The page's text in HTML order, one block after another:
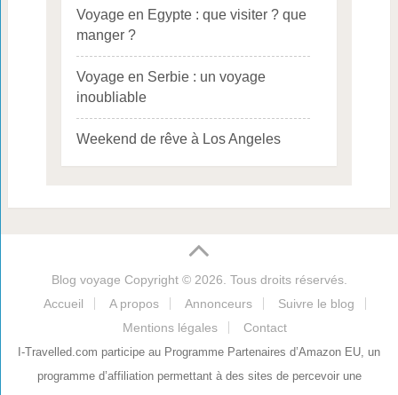
Voyage en Egypte : que visiter ? que
manger ?
Voyage en Serbie : un voyage
inoubliable
Weekend de rêve à Los Angeles
Blog voyage Copyright © 2026. Tous droits réservés.
Accueil
A propos Annonceurs
Suivre le blog
Mentions légales
Contact
I-Travelled.com participe au Programme Partenaires d’Amazon EU, un
programme d’affiliation permettant à des sites de percevoir une